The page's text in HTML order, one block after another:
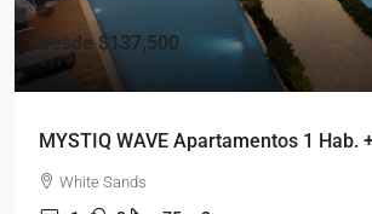
Desde$137,500
$179,900
MYSTIQ WAVE Apartamentos 1 Hab.
White Sands